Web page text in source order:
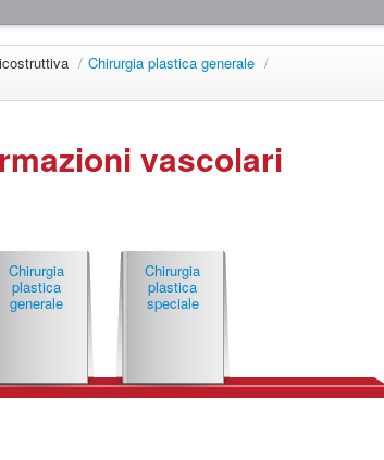
/ Chirurgia plastica generale /
vascolari
Chirurgia
plastica
generale
Chirurgia
plastica
speciale